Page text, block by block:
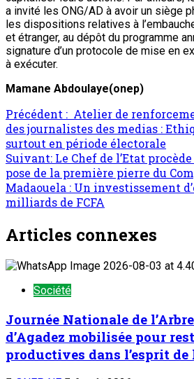
a invité les ONG/AD à avoir un siège
les dispositions relatives à
et étranger, au dépôt du programme
signature d’un protocole de mise en
à exécuter.
Mamane Abdoulaye(onep)
Précédent : Atelier de
des journalistes des medias :
surtout en période électorale
Suivant: Le Chef de l’Etat
pose de la première pierre du
Madaouela : Un investissement
milliards de FCFA
Articles connexes
Société
Journée Nationale de
d’Agadez mobilisée pour
productives dans l’esprit